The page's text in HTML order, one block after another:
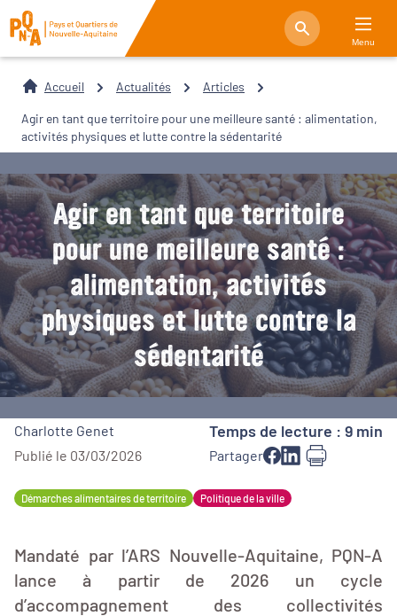
Menu
Accueil Actualités Articles
Agir en tant que territoire pour une meilleure santé : alimentation,
activités physiques et lutte contre la sédentarité
Agir en tant que territoire
pour une meilleure santé :
alimentation, activités
physiques et lutte contre la
sédentarité
Charlotte Genet
Publié le 03/03/2026
Temps de lecture : 9 min
Partager
Démarches alimentaires de territoire Politique de la ville
Mandaté par l’ARS Nouvelle-Aquitaine, PQN-A
lance à partir de 2026 un cycle
d’accompagnement des collectivités